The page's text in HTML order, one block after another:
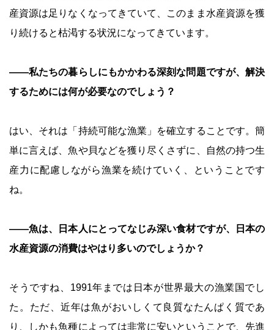
産資源は足りなくなってきていて、このまま水産資源を獲
り続けると枯渇する状況になってきています。
――私たちの暮らしにもかかわる深刻な問題ですが、解決
するためには何が必要なのでしょう？
はい、それは「持続可能な漁業」を確立することです。簡
単に言えば、魚や貝などを獲り尽くさずに、自然の持つ生
産力に配慮しながら漁業を続けていく、ということです
ね。
――魚は、日本人にとってなじみ深い食材ですが、日本の
水産資源の消費はやはり多いのでしょうか？
そうですね、1991年までは日本が世界最大の漁業国でし
た。ただ、近年は魚がおいしくて良質なたんぱく質であ
り、しかも魚種によっては非常に安いということで、先進